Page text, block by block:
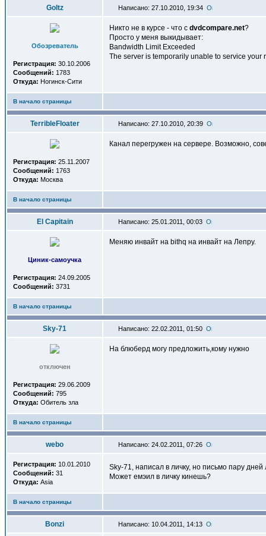
Goltz Написано: 27.10.2010, 19:34
Обозреватель
Регистрация: 30.10.2006
Сообщений: 1783
Откуда: Ногинск-Сити
Никто не в курсе - что с dvdcompare.net?
Просто у меня выкидывает:
Bandwidth Limit Exceeded
The server is temporarily unable to service
В начало страницы
TerribleFloater Написано: 27.10.2010, 20:39
Регистрация: 25.11.2007
Сообщений: 1763
Откуда: Москва
Канал перегружен на сервере. Возможно,
В начало страницы
El Capitain Написано: 25.01.2011, 00:03
Циник-самоучка
Регистрация: 24.09.2005
Сообщений: 3731
Меняю инвайт на bithq на инвайт на Лепру.
В начало страницы
Sky-71 Написано: 22.02.2011, 01:50
отключен
Регистрация: 29.06.2009
Сообщений: 795
Откуда: Обитель зла
На блюберд могу предложить,кому нужно
В начало страницы
webo Написано: 24.02.2011, 07:26
Регистрация: 10.01.2010
Сообщений: 31
Откуда: Asia
Sky-71, написал в личку, но письмо пару
Может емэил в личку кинешь?
В начало страницы
Bonzi Написано: 10.04.2011, 14:13